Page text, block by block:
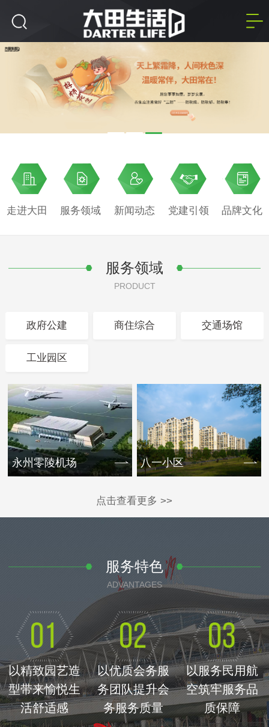
走进大田 服务领域 新闻动态 党建引领 品牌文化
服务领域
PRODUCT
政府公建 商住综合 交通场馆
工业园区
永州零陵机场 八一小区
点击查看更多 >>
服务特色
ADVANTAGES
以精致园艺造
型带来愉悦生
活舒适感
以优质会务服
务团队提升会
务服务质量
以服务民用航
空筑牢服务品
质保障